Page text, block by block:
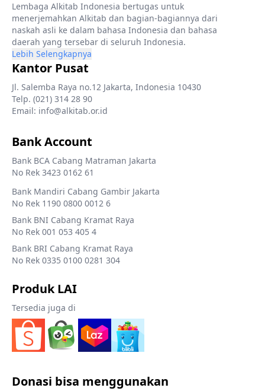
Lembaga Alkitab Indonesia bertugas untuk
menerjemahkan Alkitab dan bagian-bagiannya dari
naskah asli ke dalam bahasa Indonesia dan bahasa
daerah yang tersebar di seluruh Indonesia.
Lebih Selengkapnya
Kantor Pusat
Jl. Salemba Raya no.12 Jakarta, Indonesia 10430
Telp. (021) 314 28 90
Email: info@alkitab.or.id
Bank Account
Bank BCA Cabang Matraman Jakarta
No Rek 3423 0162 61
Bank Mandiri Cabang Gambir Jakarta
No Rek 1190 0800 0012 6
Bank BNI Cabang Kramat Raya
No Rek 001 053 405 4
Bank BRI Cabang Kramat Raya
No Rek 0335 0100 0281 304
Produk LAI
Tersedia juga di
Donasi bisa menggunakan